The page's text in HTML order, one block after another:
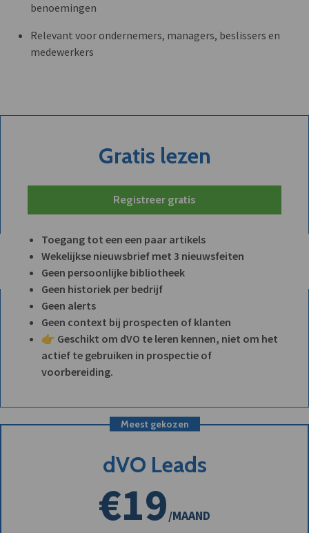
benoemingen
Relevant voor ondernemers, managers, beslissers en
medewerkers
Gratis lezen
Registreer gratis
Toegang tot een een paar artikels
Wekelijkse nieuwsbrief met 3 nieuwsfeiten
Geen persoonlijke bibliotheek
Geen historiek per bedrijf
Geen alerts
Geen context bij prospecten of klanten
👉 Geschikt om dVO te leren kennen, niet om het
actief te gebruiken in prospectie of
voorbereiding.
Meest gekozen
dVO Leads
€19/MAAND